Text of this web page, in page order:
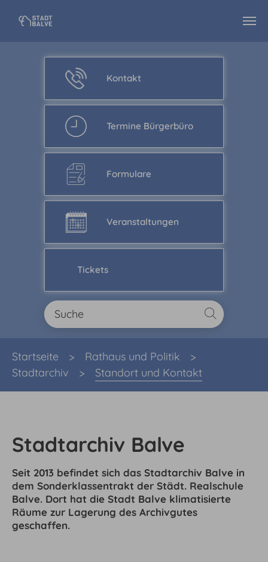
Kontakt
Termine Bürgerbüro
Formulare
Veranstaltungen
Tickets
Startseite
Rathaus und Politik
Stadtarchiv
Standort und Kontakt
Stadtarchiv Balve
Seit 2013 befindet sich das Stadtarchiv Balve in
dem Sonderklassentrakt der Städt. Realschule
Balve. Dort hat die Stadt Balve klimatisierte
Räume zur Lagerung des Archivgutes
geschaffen.